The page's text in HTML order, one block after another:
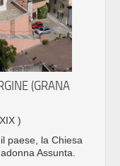
(GRANA
)
paese, la Chiesa
Assunta.